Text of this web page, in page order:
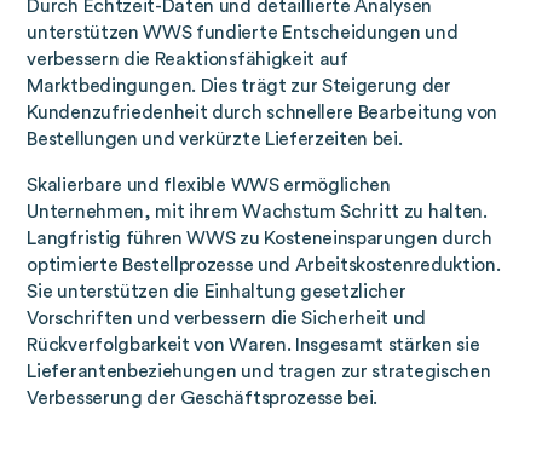
Durch Echtzeit-Daten und detaillierte Analysen
unterstützen WWS fundierte Entscheidungen und
verbessern die Reaktionsfähigkeit auf
Marktbedingungen. Dies trägt zur Steigerung der
Kundenzufriedenheit durch schnellere Bearbeitung von
Bestellungen und verkürzte Lieferzeiten bei.
Skalierbare und flexible WWS ermöglichen
Unternehmen, mit ihrem Wachstum Schritt zu halten.
Langfristig führen WWS zu Kosteneinsparungen durch
optimierte Bestellprozesse und Arbeitskostenreduktion.
Sie unterstützen die Einhaltung gesetzlicher
Vorschriften und verbessern die Sicherheit und
Rückverfolgbarkeit von Waren. Insgesamt stärken sie
Lieferantenbeziehungen und tragen zur strategischen
Verbesserung der Geschäftsprozesse bei.